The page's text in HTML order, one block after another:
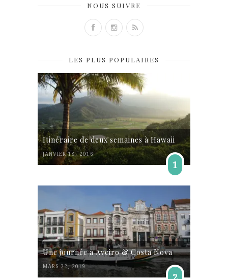
NOUS SUIVRE
LES PLUS POPULAIRES
Itinéraire de deux semaines à Hawaii
JANVIER 18, 2016
1
Une journée à Aveiro & Costa Nova
MARS 22, 2019